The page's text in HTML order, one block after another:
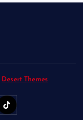
Desert Themes